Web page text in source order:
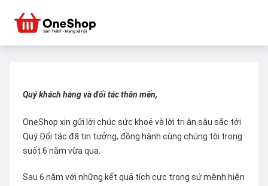
Quý khách hàng và đối tác thân mến,
OneShop xin gửi lời chúc sức khoẻ và lời tri ân sâu sắc tới
Quý Đối tác đã tin tưởng, đồng hành cùng chúng tôi trong
suốt 6 năm vừa qua.
Sau 6 năm với những kết quả tích cực trong sứ mệnh hiện